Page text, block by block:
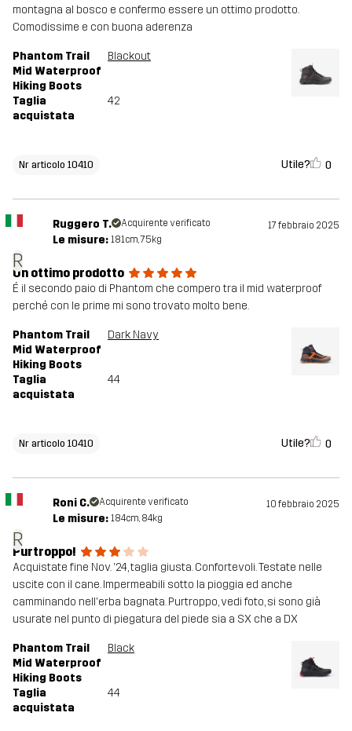
montagna al bosco e confermo essere un ottimo prodotto.
Comodissime e con buona aderenza
Phantom Trail
Mid Waterproof
Hiking Boots
Blackout
Taglia
acquistata
42
Nr articolo 10410 Utile? 0
R
Ruggero T. Acquirente verificato 17 febbraio 2025
Le misure: 181cm, 75kg
Un ottimo prodotto
É il secondo paio di Phantom che compero tra il mid waterproof
perché con le prime mi sono trovato molto bene.
Phantom Trail
Mid Waterproof
Hiking Boots
Dark Navy
Taglia
acquistata
44
Nr articolo 10410 Utile? 0
R
Roni C. Acquirente verificato 10 febbraio 2025
Le misure: 184cm, 84kg
Purtroppo!
Acquistate fine Nov. '24, taglia giusta. Confortevoli. Testate nelle
uscite con il cane. Impermeabili sotto la pioggia ed anche
camminando nell'erba bagnata. Purtroppo, vedi foto, si sono già
usurate nel punto di piegatura del piede sia a SX che a DX
Phantom Trail
Mid Waterproof
Hiking Boots
Black
Taglia
acquistata
44